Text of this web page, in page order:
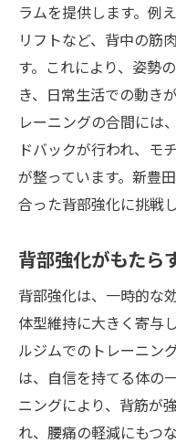
ラムを提供します。例
リフトなど、背中の筋
す。これにより、姿勢
き、日常生活での動き
レーニングの合間には
ドバックが行われ、モ
が整っています。新豊
合った背部強化に挑戦
背部強化がもたら
背部強化は、一時的な
体型維持に大きく寄与
ルジムでのトレーニン
は、自信を持てる体の
ニングにより、背筋が
れ、腰痛の軽減にもつ